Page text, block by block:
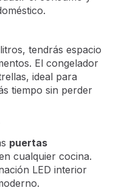
tendrás espacio
El congelador
ideal para
tiempo sin perder
puertas
cualquier cocina.
LED interior